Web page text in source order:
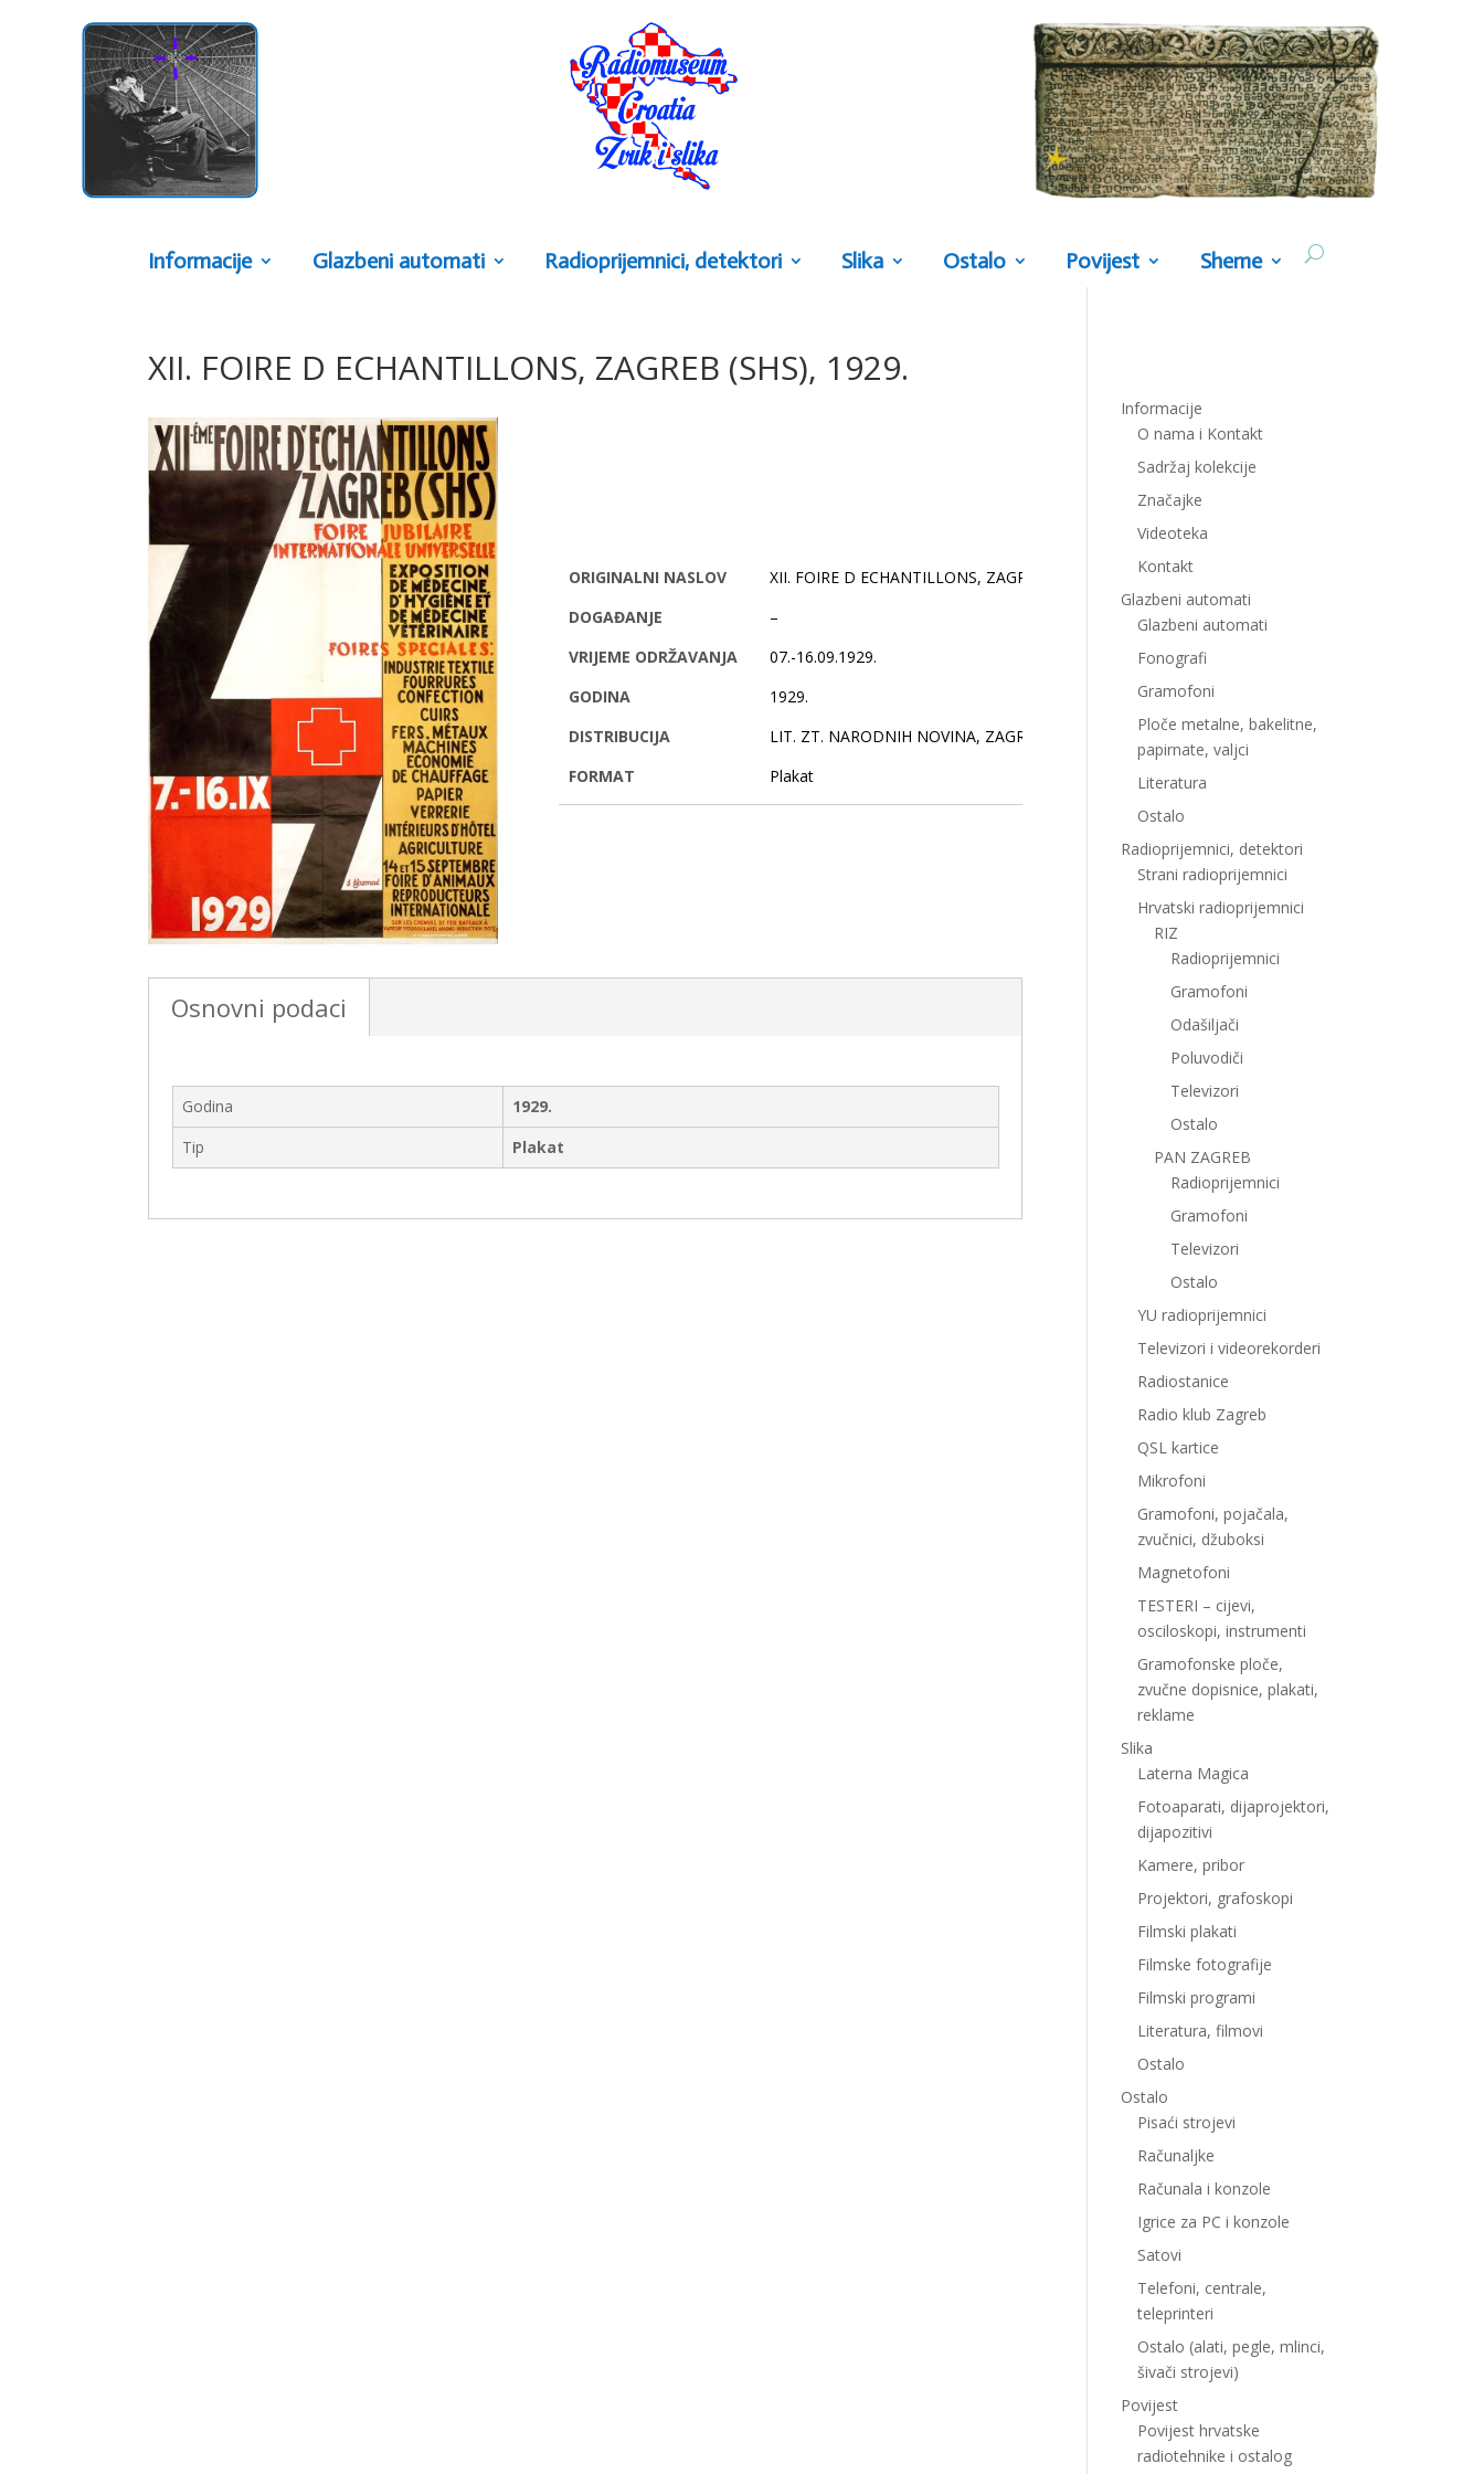
Informacije Glazbeni automati Radioprijemnici, detektori Slika Ostalo Povijest Sheme
XII. FOIRE D ECHANTILLONS, ZAGREB (SHS), 1929.
ORIGINALNI NASLOV
XII. FOIRE D ECHANTILLONS, ZAGREB (SHS)
DOGAĐANJE
–
VRIJEME ODRŽAVANJA
07.-16.09.1929.
GODINA
1929.
DISTRIBUCIJA
LIT. ZT. NARODNIH NOVINA, ZAGREB
FORMAT
Plakat
Osnovni podaci
Godina
1929.
Tip
Plakat
Informacije
O nama i Kontakt
Sadržaj kolekcije
Značajke
Videoteka
Kontakt
Glazbeni automati
Glazbeni automati
Fonografi
Gramofoni
Ploče metalne, bakelitne,
papirnate, valjci
Literatura
Ostalo
Radioprijemnici, detektori
Strani radioprijemnici
Hrvatski radioprijemnici
RIZ
Radioprijemnici
Gramofoni
Odašiljači
Poluvodiči
Televizori
Ostalo
PAN ZAGREB
Radioprijemnici
Gramofoni
Televizori
Ostalo
YU radioprijemnici
Televizori i videorekorderi
Radiostanice
Radio klub Zagreb
QSL kartice
Mikrofoni
Gramofoni, pojačala,
zvučnici, džuboksi
Magnetofoni
TESTERI – cijevi,
osciloskopi, instrumenti
Gramofonske ploče,
zvučne dopisnice, plakati,
reklame
Slika
Laterna Magica
Fotoaparati, dijaprojektori,
dijapozitivi
Kamere, pribor
Projektori, grafoskopi
Filmski plakati
Filmske fotografije
Filmski programi
Literatura, filmovi
Ostalo
Ostalo
Pisaći strojevi
Računaljke
Računala i konzole
Igrice za PC i konzole
Satovi
Telefoni, centrale,
teleprinteri
Ostalo (alati, pegle, mlinci,
šivači strojevi)
Povijest
Povijest hrvatske
radiotehnike i ostalog